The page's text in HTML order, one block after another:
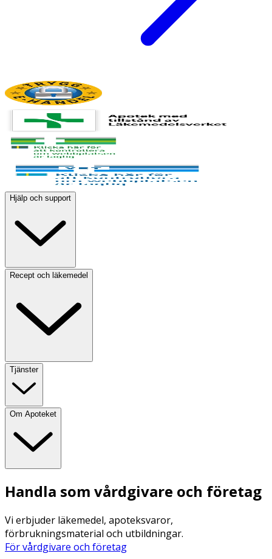
Hjälp och support
Recept och läkemedel
Tjänster
Om Apoteket
Handla som vårdgivare och företag
Vi erbjuder läkemedel, apoteksvaror,
förbrukningsmaterial och utbildningar.
För vårdgivare och företag